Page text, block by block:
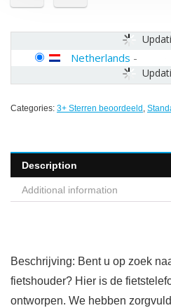
Netherlands -
Categories: 3+ Sterren beoordeeld ,
Description
Additional information
Beschrijving: Bent u op zoek
fietshouder? Hier is de
ontworpen. We hebben